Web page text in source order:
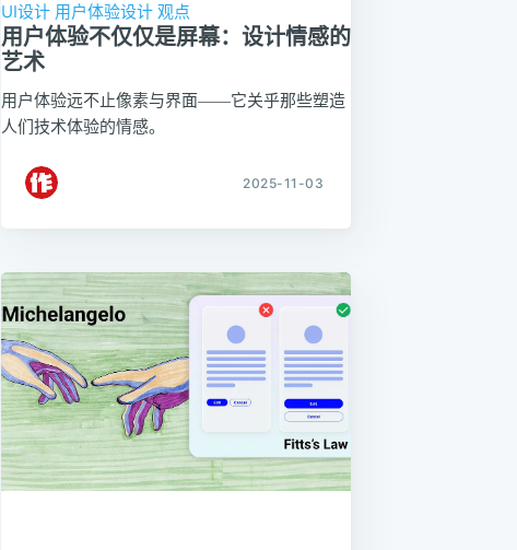
UI设计 用户体验设计 观点
用户体验不仅仅是屏幕：设计情感的
艺术
用户体验远不止像素与界面——它关乎那些塑造
人们技术体验的情感。
2025-11-03